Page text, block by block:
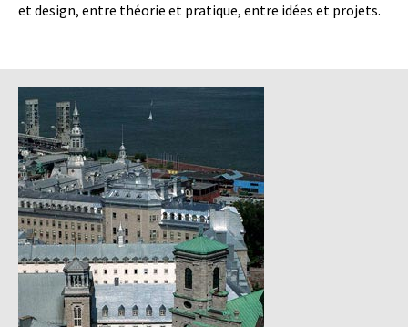
et design, entre théorie et pratique, entre idées et projets.